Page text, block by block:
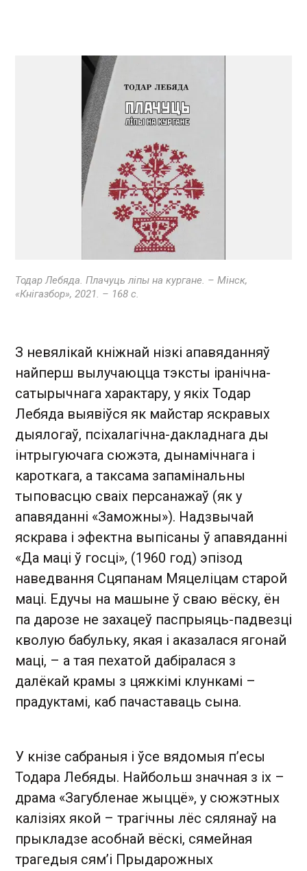
Тодар Лебяда. Плачуць ліпы на кургане. – Мінск,
«Кнігазбор», 2021. – 168 с.
З невялікай кніжнай нізкі апавяданняў
найперш вылучаюцца тэксты іранічна-
сатырычнага характару, у якіх Тодар
Лебяда выявіўся як майстар яскравых
дыялогаў, псіхалагічна-дакладнага ды
інтрыгуючага сюжэта, дынамічнага і
кароткага, а таксама запамінальны
тыповасцю сваіх персанажаў (як у
апавяданні «Заможны»). Надзвычай
яскрава і эфектна выпісаны ў апавяданні
«Да маці ў госці», (1960 год) эпізод
наведвання Сцяпанам Мяцеліцам старой
маці. Едучы на машыне ў сваю вёску, ён
па дарозе не захацеў паспрыяць-падвезці
кволую бабульку, якая і аказалася ягонай
маці, – а тая пехатой дабіралася з
далёкай крамы з цяжкімі клункамі –
прадуктамі, каб пачаставаць сына.
У кнізе сабраныя і ўсе вядомыя п’есы
Тодара Лебяды. Найбольш значная з іх –
драма «Загубленае жыццё», у сюжэтных
калізіях якой – трагічны лёс сялянаў на
прыкладзе асобнай вёскі, сямейная
трагедыя сям’і Прыдарожных